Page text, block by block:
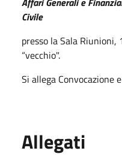
Civile
presso la Sala Riunioni,
“vecchio".
Si allega Convocazione
Allegati